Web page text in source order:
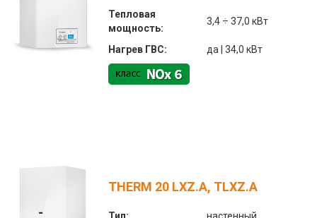
Тепловая
мощность:
3,4 ÷ 37,0 кВт
Нагрев ГВС: да | 34,0 кВт
THERM 20 LXZ.A, TLXZ.A
Тип: настенный